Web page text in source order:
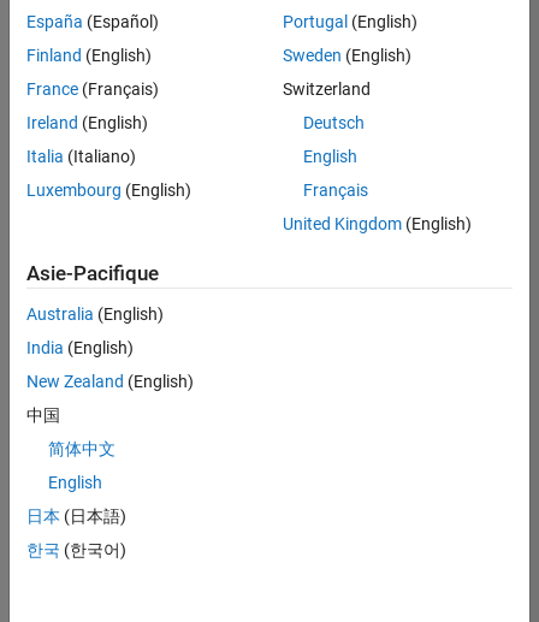
Vous
pouvez
élargir
votre
recherche
ou
afficher
l’ensemble
d'emploi.
malgré
tout
vous
trouvez
pas
d'offre
corresponde
à vos
España (Español)
Finland (English)
France (Français)
Ireland (English)
Italia (Italiano)
Luxembourg (English)
Portugal (English)
Sweden (English)
Switzerland
Deutsch
English
Français
United Kingdom(English)
Asie-Pacifique
Australia (English)
India (English)
New Zealand (English)
中国
简体中文
English
日本 (日本語)
한국 (한국어)